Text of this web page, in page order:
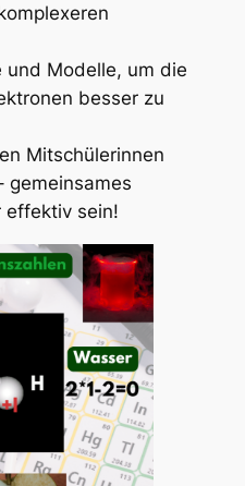
und Modelle, um die
besser zu
Mitschülerinnen
gemeinsames
effektiv sein!